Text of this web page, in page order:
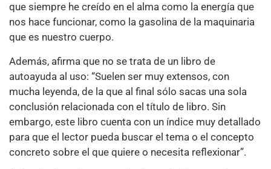
que siempre he creído en el alma como la energía que
nos hace funcionar, como la gasolina de la maquinaria
que es nuestro cuerpo.
Además, afirma que no se trata de un libro de
autoayuda al uso: “Suelen ser muy extensos, con
mucha leyenda, de la que al final sólo sacas una sola
conclusión relacionada con el título de libro. Sin
embargo, este libro cuenta con un índice muy detallado
para que el lector pueda buscar el tema o el concepto
concreto sobre el que quiere o necesita reflexionar”.